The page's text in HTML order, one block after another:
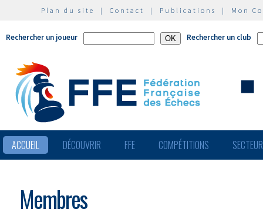
Plan du site | Contact | Publications | Mon
Rechercher un joueur Rechercher un club
ACCUEIL DÉCOUVRIR FFE COMPÉTITIONS
Membres